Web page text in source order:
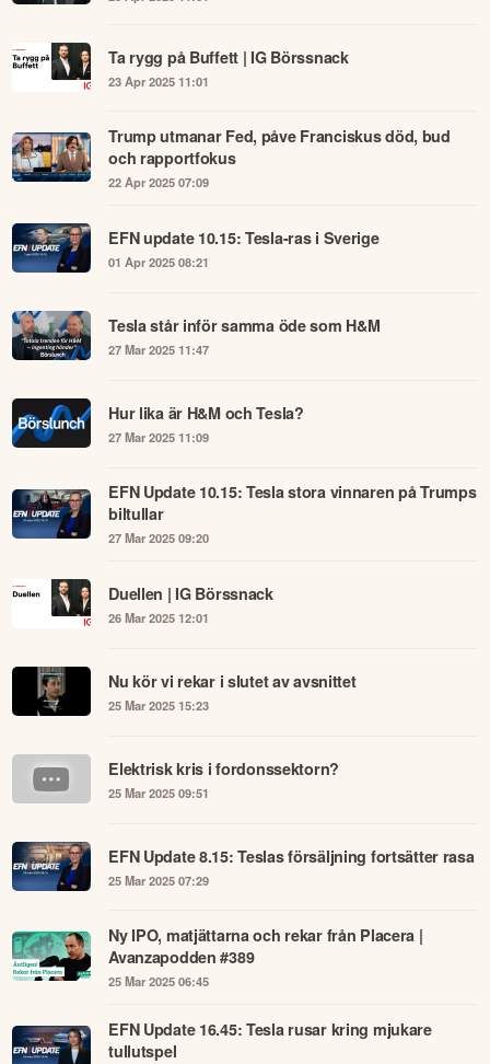
Ta rygg på Buffett | IG Börssnack
23 Apr 2025 11:01
Trump utmanar Fed, påve Franciskus död, bud
och rapportfokus
22 Apr 2025 07:09
EFN update 10.15: Tesla-ras i Sverige
01 Apr 2025 08:21
Tesla står inför samma öde som H&M
27 Mar 2025 11:47
Hur lika är H&M och Tesla?
27 Mar 2025 11:09
EFN Update 10.15: Tesla stora vinnaren på Trumps
biltullar
27 Mar 2025 09:20
Duellen | IG Börssnack
26 Mar 2025 12:01
Nu kör vi rekar i slutet av avsnittet
25 Mar 2025 15:23
Elektrisk kris i fordonssektorn?
25 Mar 2025 09:51
EFN Update 8.15: Teslas försäljning fortsätter rasa
25 Mar 2025 07:29
Ny IPO, matjättarna och rekar från Placera |
Avanzapodden #389
25 Mar 2025 06:45
EFN Update 16.45: Tesla rusar kring mjukare
tullutspel